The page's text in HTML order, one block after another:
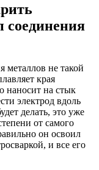
соединения
металлов не такой
края
наносит на стык
электрод вдоль
делать, это уже
от самого
он освоил
и все его